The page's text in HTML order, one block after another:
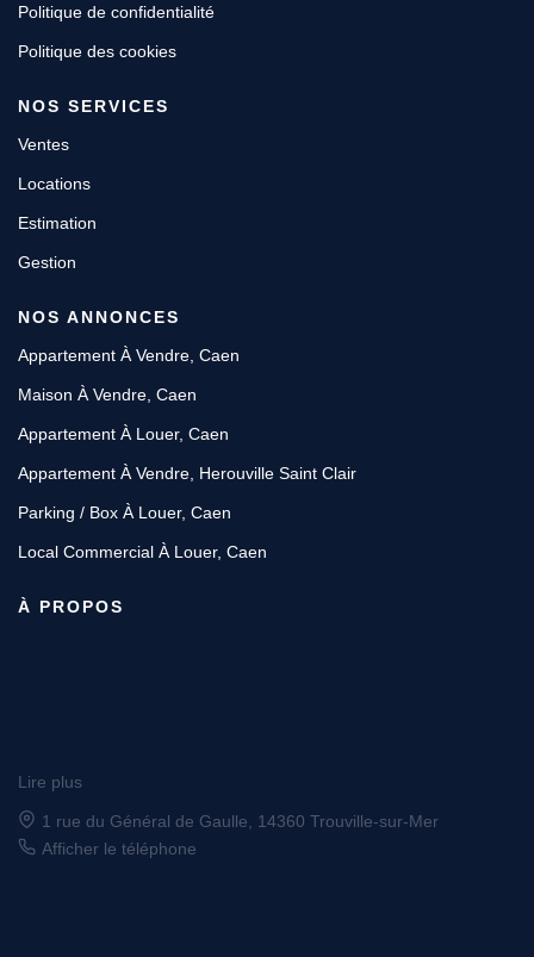
Politique de confidentialité
Politique des cookies
NOS SERVICES
Ventes
Locations
Estimation
Gestion
NOS ANNONCES
Appartement À Vendre, Caen
Maison À Vendre, Caen
Appartement À Louer, Caen
Appartement À Vendre, Herouville Saint Clair
Parking / Box À Louer, Caen
Local Commercial À Louer, Caen
À PROPOS
Lire plus
1 rue du Général de Gaulle, 14360 Trouville-sur-Mer
Afficher le téléphone